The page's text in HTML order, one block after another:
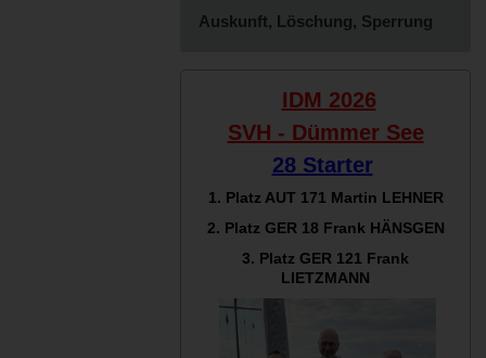
Auskunft, Löschung, Sperrung
IDM 2026
SVH - Dümmer See
28 Starter
1. Platz AUT 171 Martin LEHNER
2. Platz GER 18 Frank HÄNSGEN
3. Platz GER 121 Frank
LIETZMANN